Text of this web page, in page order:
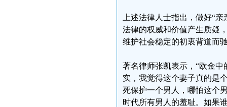
上述法律人士指出，做好“
法律的权威和价值产生质疑
维护社会稳定的初衷背道而
著名律师张凯表示，“欧金
实，我觉得这个妻子真的是
死保护一个男人，哪怕这个
时代所有男人的羞耻。如果